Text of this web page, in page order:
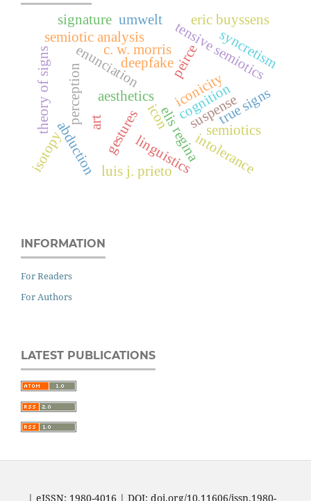
peirce
aesthetics
art icon
gestures
iconicity
elis regina
deepfaketensive semiotics
enunciation
suspense
linguistics
semiotics
cognition
perception
abduction
semiotic analysis syncretism
c. w. morris
true signs
theory of signs
umwelt
luis j. prieto
eric buyssens
intolerance
isotopy
signature
INFORMATION
For Readers
For Authors
LATEST PUBLICATIONS
| eISSN: 1980-4016 | DOI: doi.org/10.11606/issn.1980-